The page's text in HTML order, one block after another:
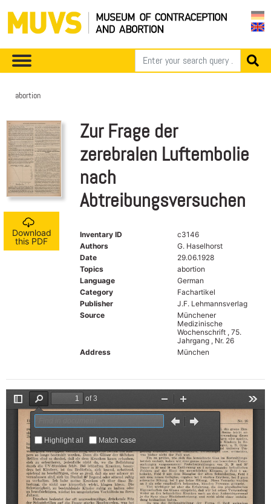
abortion
Download
this PDF
Zur Frage der
zerebralen Luftembolie
nach
Abtreibungsversuchen
Inventary ID
c3146
Authors
G. Haselhorst
Date
29.06.1928
Topics
abortion
Language
German
Category
Fachartikel
Publisher
J.F. Lehmannsverlag
Source
Münchener
Medizinische
Wochenschrift , 75.
Jahrgang , Nr. 26
Address
München